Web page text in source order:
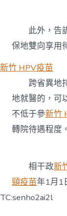
此外，告
保地雙向享用
新竹 HPV疫苗
跨省異地
地就醫的，可
不低于參新竹
轉院待遇程度。
相干政新
頸疫苗年1月1
TC:senho2ai2l